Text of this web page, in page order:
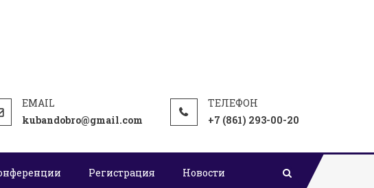
kubandobro@gmail.com +7 (861) 293-00-20
Регистрация Новости